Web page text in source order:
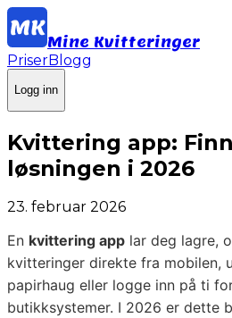
Mine Kvitteringer
PriserBlogg
Logg inn
Kvittering app:
løsningen i 2026
23. februar 2026
En kvittering app lar deg lagre,
kvitteringer direkte fra mobilen,
papirhaug eller logge inn på ti
butikksystemer. I 2026 er dette